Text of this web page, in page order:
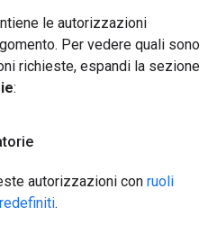
le autorizzazioni
Per vedere quali sono
richieste, espandi la sezione
:
autorizzazioni con ruoli
.